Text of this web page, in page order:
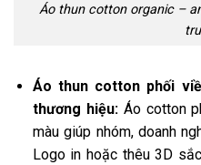
Áo thun cotton organic –
Áo thun cotton phối
thương hiệu:Áo cotton
màu giúp nhóm, doanh
Logo in hoặc thêu 3D